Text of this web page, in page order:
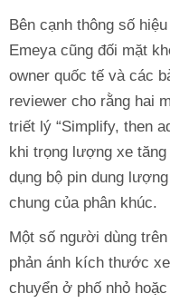
Bên cạnh thông số
Emeya cũng đối mặt
owner quốc tế và các
reviewer cho rằng hai
triết lý “Simplify, then
khi trọng lượng xe
dụng bộ pin dung
chung của phân khúc.
Một số người dùng
phản ánh kích thước
chuyển ở phố nhỏ